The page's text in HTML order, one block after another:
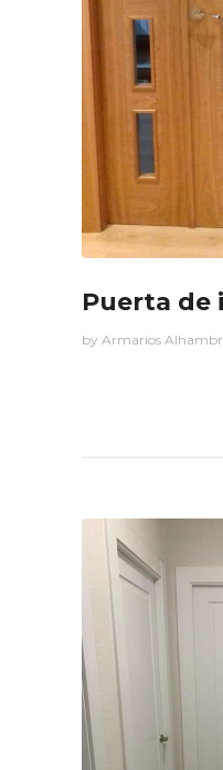
Puerta de
by Armarios